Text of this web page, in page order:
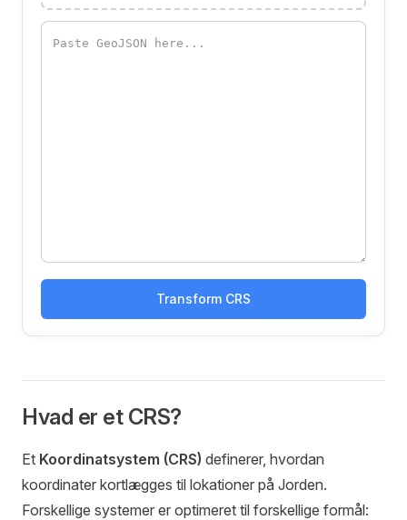
Transform CRS
Hvad er et CRS?
Et Koordinatsystem (CRS) definerer, hvordan
koordinater kortlægges til lokationer på Jorden.
Forskellige systemer er optimeret til forskellige formål: